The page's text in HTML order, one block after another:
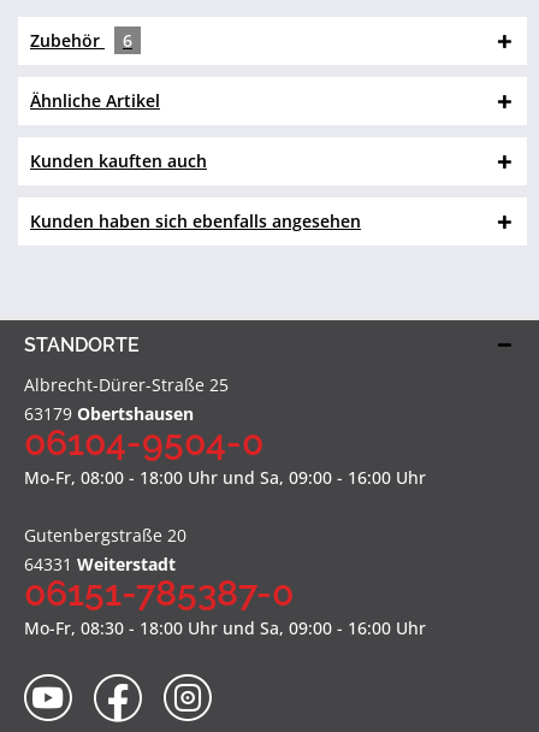
Zubehör 6
Ähnliche Artikel
Kunden kauften auch
Kunden haben sich ebenfalls angesehen
STANDORTE
Albrecht-Dürer-Straße 25
63179 Obertshausen
06104-9504-0
Mo-Fr, 08:00 - 18:00 Uhr und Sa, 09:00 - 16:00 Uhr
Gutenbergstraße 20
64331 Weiterstadt
06151-785387-0
Mo-Fr, 08:30 - 18:00 Uhr und Sa, 09:00 - 16:00 Uhr